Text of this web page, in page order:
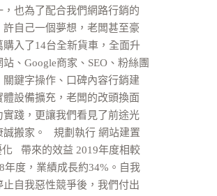
，也為了配合我們網路行銷的
許自己一個夢想，老闆甚至豪
購入了14台全新貨車，全面升
站、Google商家、SEO、粉絲團
關鍵字操作、口碑內容行銷建
體設備擴充，老闆的改頭換面
實踐，更讓我們看見了前途光
誠搬家。 規劃執行 網站建置
化 帶來的效益 2019年度相較
年度，業績成長約34%。自我
止自我惡性競爭後，我們付出